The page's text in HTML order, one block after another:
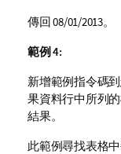
傳回08/01/2013。
範例 4:
新增範例指令碼
果資料行中所列
結果。
此範例尋找表格